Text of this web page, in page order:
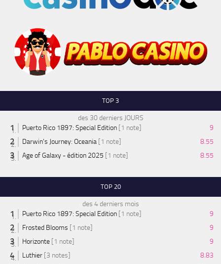
TOP 3
des 30 derniers JOURS
Puerto Rico 1897: Special Edition [1 note]
9
Darwin's Journey: Oceania [1 note]
8.55
Age of Galaxy - édition 2025 [1 note] 8.55
TOP 20
des 4 derniers mois
Puerto Rico 1897: Special Edition [1 note]
9
Frosted Blooms [1 note]
9
Horizonte [1 note]
9
Luthier [3 notes]
8.83